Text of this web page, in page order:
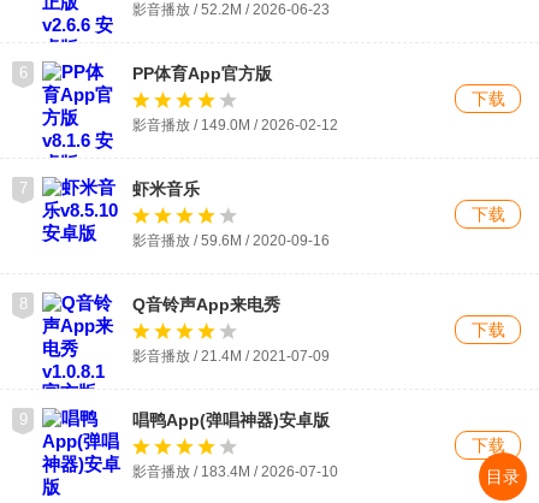
影音播放 / 52.2M / 2026-06-23
6 PP体育App官方版
影音播放 / 149.0M / 2026-02-12
下载
7 虾米音乐
影音播放 / 59.6M / 2020-09-16
下载
8 Q音铃声App来电秀
影音播放 / 21.4M / 2021-07-09
下载
9 唱鸭App(弹唱神器)安卓版
影音播放 / 183.4M / 2026-07-10
下载
目录